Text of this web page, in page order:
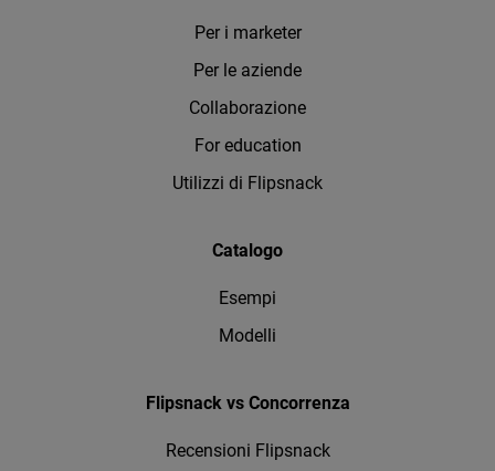
Per i marketer
Per le aziende
Collaborazione
For education
Utilizzi di Flipsnack
Catalogo
Esempi
Modelli
Flipsnack vs Concorrenza
Recensioni Flipsnack